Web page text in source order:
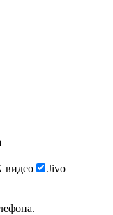
видео Jivo